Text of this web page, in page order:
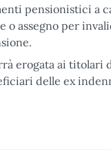
pensionistici a
o assegno per
erogata ai titolari
delle ex